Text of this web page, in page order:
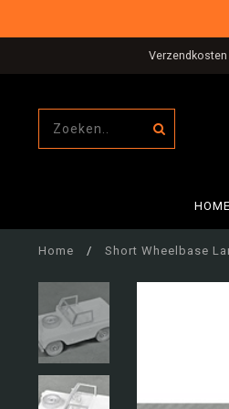
Verzendkosten
HOME
Home / Short Wheelbase